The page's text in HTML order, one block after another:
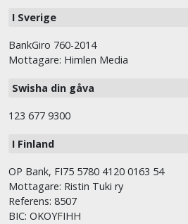
I Sverige
BankGiro 760-2014
Mottagare: Himlen Media
Swisha din gåva
123 677 9300
I Finland
OP Bank, FI75 5780 4120 0163 54
Mottagare: Ristin Tuki ry
Referens: 8507
BIC: OKOYFIHH